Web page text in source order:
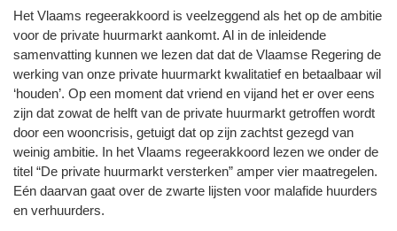
Het Vlaams regeerakkoord is veelzeggend als het op de ambitie
voor de private huurmarkt aankomt. Al in de inleidende
samenvatting kunnen we lezen dat dat de Vlaamse Regering de
werking van onze private huurmarkt kwalitatief en betaalbaar wil
‘houden’. Op een moment dat vriend en vijand het er over eens
zijn dat zowat de helft van de private huurmarkt getroffen wordt
door een wooncrisis, getuigt dat op zijn zachtst gezegd van
weinig ambitie. In het Vlaams regeerakkoord lezen we onder de
titel “De private huurmarkt versterken” amper vier maatregelen.
Eén daarvan gaat over de zwarte lijsten voor malafide huurders
en verhuurders.